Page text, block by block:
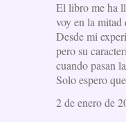
El libro me ha
voy en la mitad
Desde mi
pero su
cuando pasan
Solo espero
2 de enero de